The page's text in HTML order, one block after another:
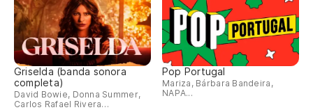
Griselda (banda sonora
completa)
David Bowie, Donna Summer,
Carlos Rafael Rivera…
Pop Portugal
Mariza, Bárbara Bandeira,
NAPA...